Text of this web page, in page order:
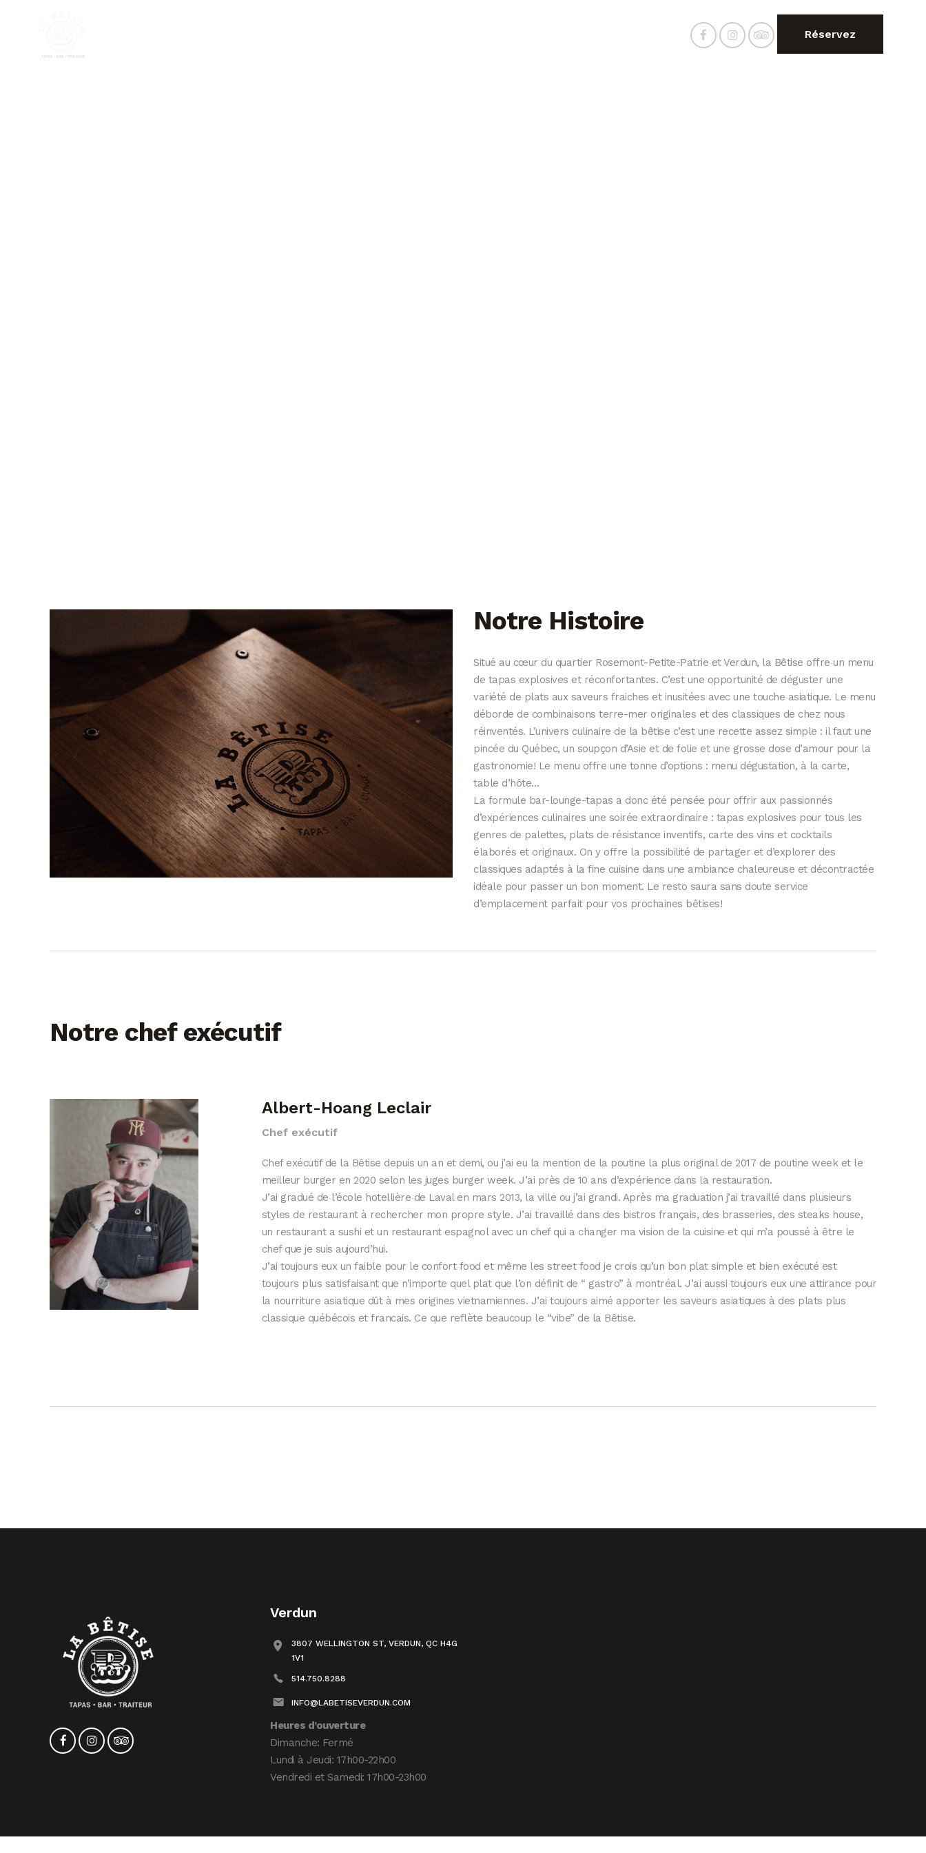
Réservez
Notre Histoire
Situé au cœur du quartier Rosemont-Petite-Patrie et Verdun, la Bêtise offre un menu
de tapas explosives et réconfortantes. C’est une opportunité de déguster une
variété de plats aux saveurs fraiches et inusitées avec une touche asiatique. Le menu
déborde de combinaisons terre-mer originales et des classiques de chez nous
réinventés. L’univers culinaire de la bêtise c’est une recette assez simple : il faut une
pincée du Québec, un soupçon d’Asie et de folie et une grosse dose d’amour pour la
gastronomie! Le menu offre une tonne d’options : menu dégustation, à la carte,
table d’hôte…
La formule bar-lounge-tapas a donc été pensée pour offrir aux passionnés
d’expériences culinaires une soirée extraordinaire : tapas explosives pour tous les
genres de palettes, plats de résistance inventifs, carte des vins et cocktails
élaborés et originaux. On y offre la possibilité de partager et d’explorer des
classiques adaptés à la fine cuisine dans une ambiance chaleureuse et décontractée
idéale pour passer un bon moment. Le resto saura sans doute service
d’emplacement parfait pour vos prochaines bêtises!
Notre chef exécutif
Albert-Hoang Leclair
Chef exécutif
Chef exécutif de la Bêtise depuis un an et demi, ou j’ai eu la mention de la poutine la plus original de 2017 de poutine week et le
meilleur burger en 2020 selon les juges burger week. J’ai près de 10 ans d’expérience dans la restauration.
J’ai gradué de l’école hotellière de Laval en mars 2013, la ville ou j’ai grandi. Après ma graduation j’ai travaillé dans plusieurs
styles de restaurant à rechercher mon propre style. J’ai travaillé dans des bistros français, des brasseries, des steaks house,
un restaurant a sushi et un restaurant espagnol avec un chef qui a changer ma vision de la cuisine et qui m’a poussé à être le
chef que je suis aujourd’hui.
J’ai toujours eux un faible pour le confort food et même les street food je crois qu’un bon plat simple et bien exécuté est
toujours plus satisfaisant que n’importe quel plat que l’on définit de “ gastro” à montréal. J’ai aussi toujours eux une attirance pour
la nourriture asiatique dût à mes origines vietnamiennes. J’ai toujours aimé apporter les saveurs asiatiques à des plats plus
classique québécois et francais. Ce que reflète beaucoup le “vibe” de la Bêtise.
Verdun
3807 WELLINGTON ST, VERDUN, QC H4G
1V1
514.750.8288
INFO@LABETISEVERDUN.COM
Heures d’ouverture
Dimanche: Fermé
Lundi à Jeudi: 17h00-22h00
Vendredi et Samedi: 17h00-23h00